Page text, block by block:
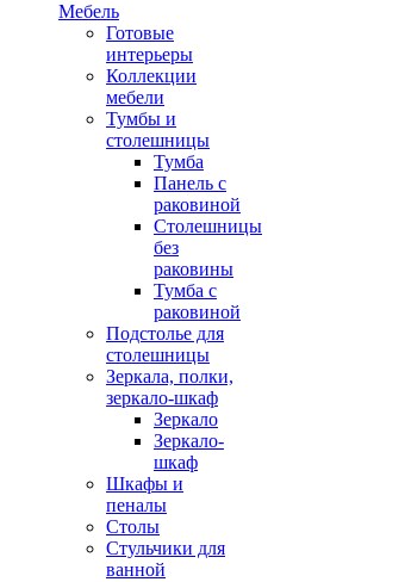
Мебель
Готовые
интерьеры
Коллекции
мебели
Тумбы и
столешницы
Тумба
Панель с
раковиной
Столешницы
без
раковины
Тумба с
раковиной
Подстолье для
столешницы
Зеркала, полки,
зеркало-шкаф
Зеркало
Зеркало-
шкаф
Шкафы и
пеналы
Столы
Стульчики для
ванной